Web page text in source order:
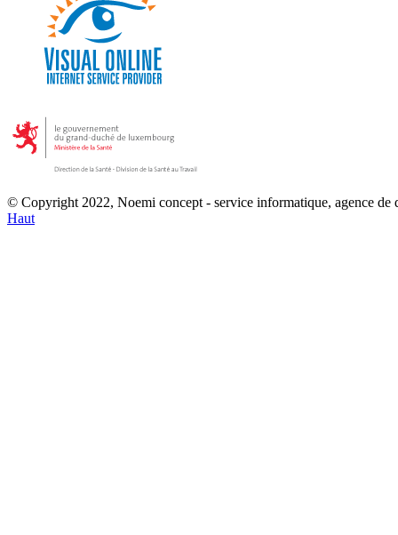
© Copyright 2022, Noemi concept - service informatique, agence
Haut